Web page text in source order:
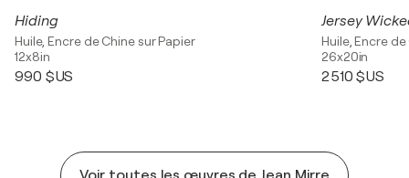
Hiding
Huile, Encre de Chine sur Papier
12x8in
990 $US
Jersey
Huile, Encre
26x20in
2 510 $US